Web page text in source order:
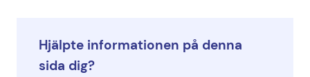
Hjälpte informationen på denna
sida dig?